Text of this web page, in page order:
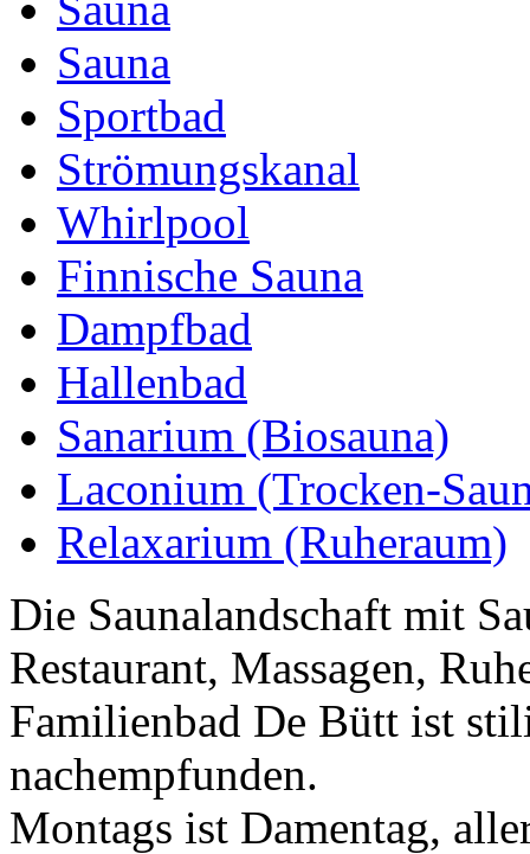
Sauna
Sportbad
Strömungskanal
Whirlpool
Finnische Sauna
Dampfbad
Hallenbad
Sanarium (Biosauna)
Laconium (Trocken-
Relaxarium (Ruheraum)
Die Saunalandschaft mit
Restaurant, Massagen,
Familienbad De Bütt ist
nachempfunden.
Montags ist Damentag,